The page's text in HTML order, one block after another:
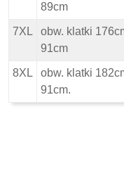
89cm
7XL
obw. klatki
91cm
8XL
obw. klatki
91cm.